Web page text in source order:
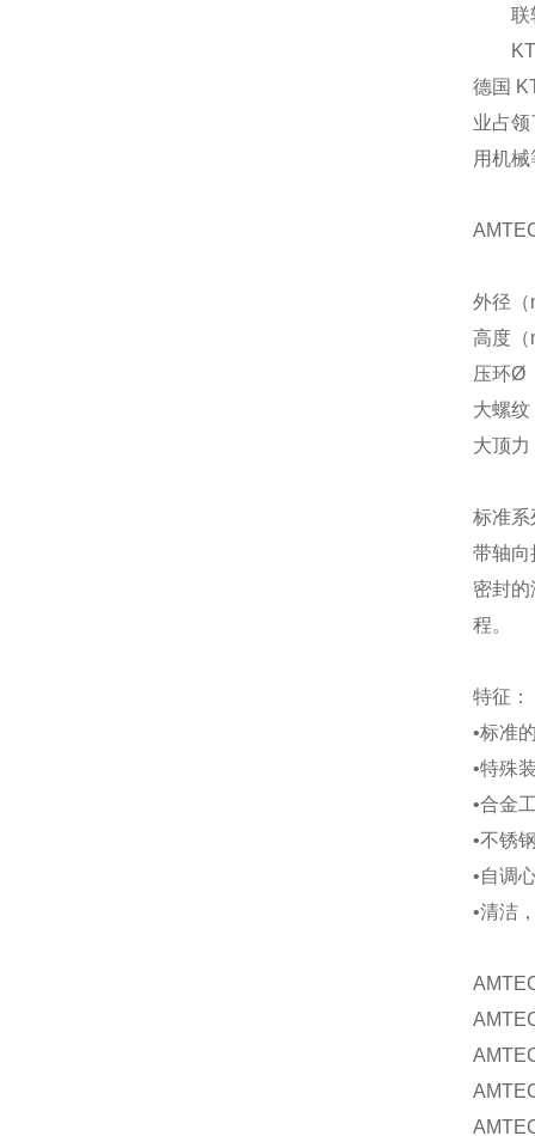
联轴
KTR
德国
业占
用机
外径（
高度（
压环Ø
大螺纹
大顶力
标准系
带轴向
密封
程。
特征：
•标准
•特殊
•合金
•不锈
•自调
•清洁